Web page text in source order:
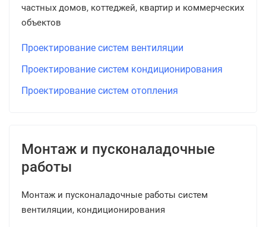
частных домов, коттеджей, квартир и коммерческих
объектов
Проектирование систем вентиляции
Проектирование систем кондиционирования
Проектирование систем отопления
Монтаж и пусконаладочные
работы
Монтаж и пусконаладочные работы систем
вентиляции, кондиционирования